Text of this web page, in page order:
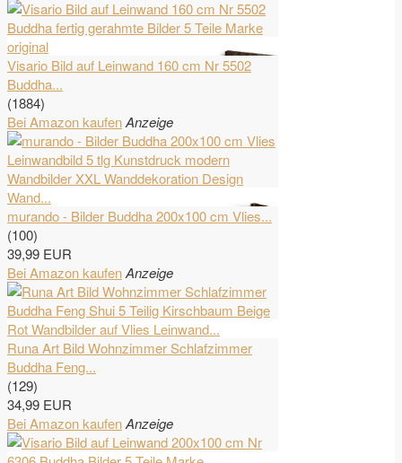
Visario Bild auf Leinwand 160 cm Nr 5502
Buddha...
(1884)
Bei Amazon kaufenAnzeige
murando - Bilder Buddha 200x100 cm Vlies...
(100)
39,99 EUR
Bei Amazon kaufenAnzeige
Runa Art Bild Wohnzimmer Schlafzimmer
Buddha Feng...
(129)
34,99 EUR
Bei Amazon kaufenAnzeige